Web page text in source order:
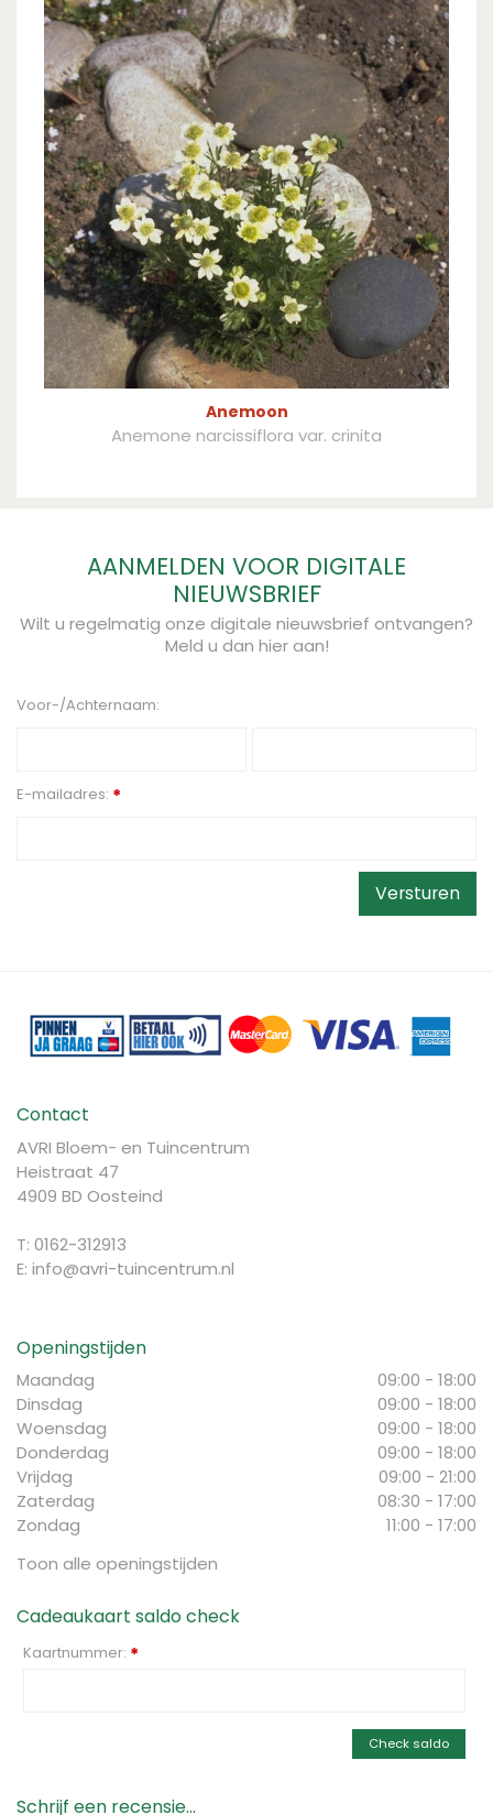
Anemoon
Anemone narcissiflora var. crinita
AANMELDEN VOOR DIGITALE
NIEUWSBRIEF
Wilt u regelmatig onze digitale nieuwsbrief ontvangen?
Meld u dan hier aan!
Voor-/Achternaam:
E-mailadres: *
Contact
AVRI Bloem- en Tuincentrum
Heistraat 47
4909 BD Oosteind
T: 0162-312913
E: info@avri-tuincentrum.nl
Openingstijden
Maandag
09:00 - 18:00
Dinsdag
09:00 - 18:00
Woensdag
09:00 - 18:00
Donderdag
09:00 - 18:00
Vrijdag
09:00 - 21:00
Zaterdag
08:30 - 17:00
Zondag
11:00 - 17:00
Toon alle openingstijden
Cadeaukaart saldo check
Kaartnummer: *
Check saldo
Schrijf een recensie...